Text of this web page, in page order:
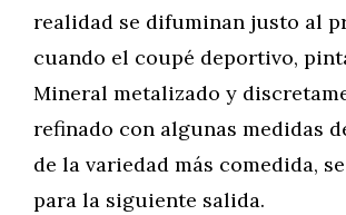
realidad se difuminan justo al
cuando el coupé deportivo,
Mineral metalizado y
refinado con algunas medidas
de la variedad más comedida,
para la siguiente salida.